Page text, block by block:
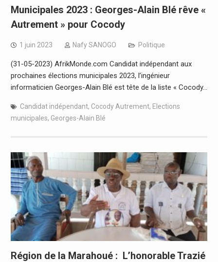
Municipales 2023 : Georges-Alain Blé rêve «
Autrement » pour Cocody
1 juin 2023 Nafy SANOGO Politique
(31-05-2023) AfrikMonde.com Candidat indépendant aux
prochaines élections municipales 2023, l’ingénieur
informaticien Georges-Alain Blé est tête de la liste « Cocody…
Candidat indépendant, Cocody Autrement, Elections
municipales, Georges-Alain Blé
Région de la Marahoué : L’honorable Trazié